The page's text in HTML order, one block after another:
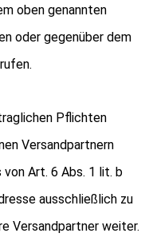
oben genannten
oder gegenüber dem
Pflichten
Versandpartnern
von Art. 6 Abs. 1 lit. b
ausschließlich zu
Versandpartner weiter.